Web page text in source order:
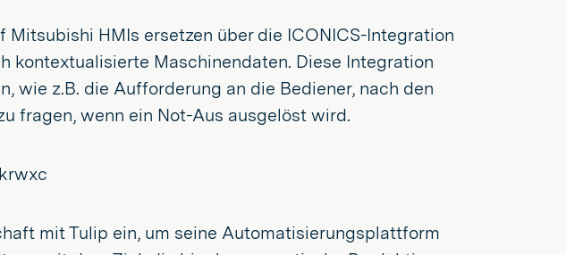
Mitsubishi HMIs ersetzen über die ICONICS-Integration
kontextualisierte Maschinendaten. Diese Integration
wie z.B. die Aufforderung an die Bediener, nach den
fragen, wenn ein Not-Aus ausgelöst wird.
mit Tulip ein, um seine Automatisierungsplattform